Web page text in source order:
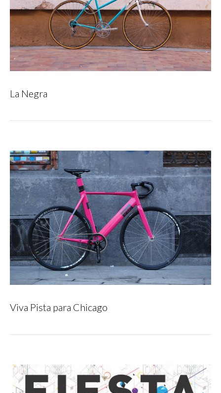
La Negra
Viva Pista para Chicago